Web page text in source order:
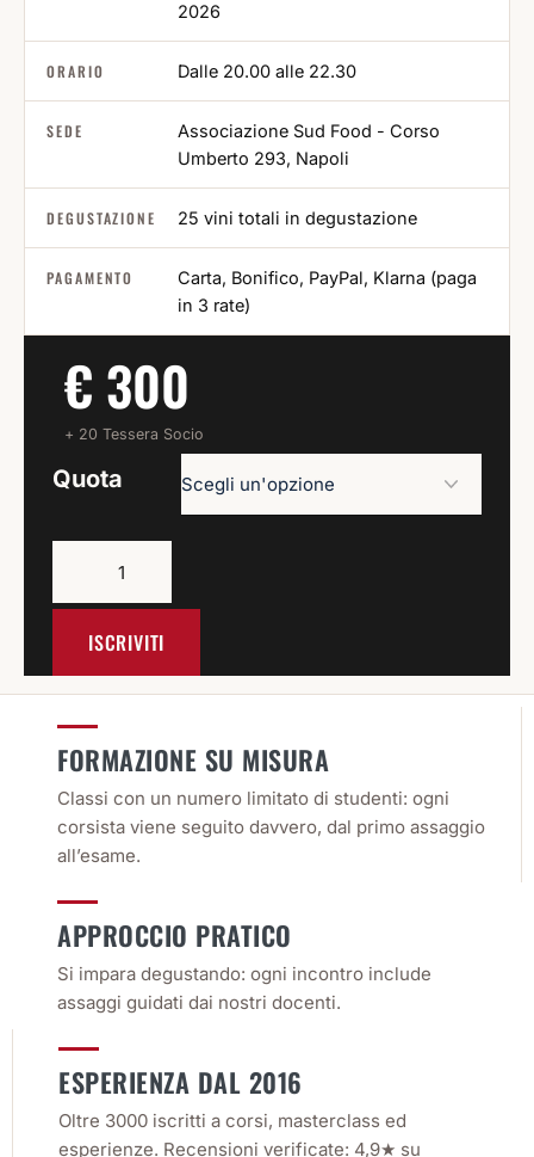
2026
ORARIO Dalle 20.00 alle 22.30
SEDE
Associazione Sud Food - Corso
Umberto 293, Napoli
DEGUSTAZIONE 25 vini totali in degustazione
PAGAMENTO
Carta, Bonifico, PayPal, Klarna (paga
in 3 rate)
€ 300
+ 20 Tessera Socio
Quota
ISCRIVITI
FORMAZIONE SU MISURA
Classi con un numero limitato di studenti: ogni
corsista viene seguito davvero, dal primo assaggio
all’esame.
APPROCCIO PRATICO
Si impara degustando: ogni incontro include
assaggi guidati dai nostri docenti.
ESPERIENZA DAL 2016
Oltre 3000 iscritti a corsi, masterclass ed
esperienze. Recensioni verificate: 4,9★ su